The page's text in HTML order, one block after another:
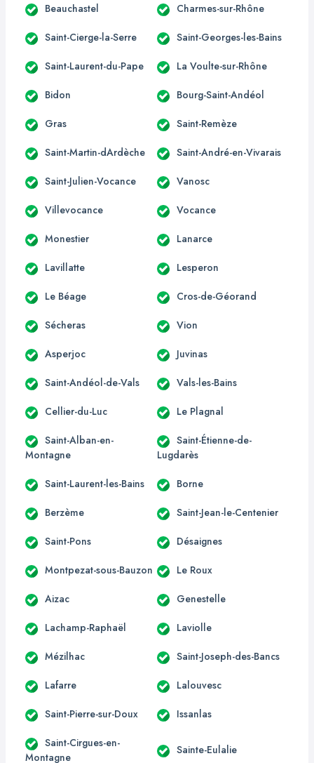
Beauchastel Charmes-sur-Rhône
Saint-Cierge-la-Serre Saint-Georges-les-Bains
Saint-Laurent-du-Pape La Voulte-sur-Rhône
Bidon Bourg-Saint-Andéol
Gras Saint-Remèze
Saint-Martin-dArdèche Saint-André-en-Vivarais
Saint-Julien-Vocance Vanosc
Villevocance Vocance
Monestier Lanarce
Lavillatte Lesperon
Le Béage Cros-de-Géorand
Sécheras Vion
Asperjoc Juvinas
Saint-Andéol-de-Vals Vals-les-Bains
Cellier-du-Luc Le Plagnal
Saint-Alban-en-
Montagne
Saint-Étienne-de-
Lugdarès
Saint-Laurent-les-Bains Borne
Berzème Saint-Jean-le-Centenier
Saint-Pons Désaignes
Montpezat-sous-Bauzon Le Roux
Aizac Genestelle
Lachamp-Raphaël Laviolle
Mézilhac Saint-Joseph-des-Bancs
Lafarre Lalouvesc
Saint-Pierre-sur-Doux Issanlas
Saint-Cirgues-en-
Montagne
Sainte-Eulalie